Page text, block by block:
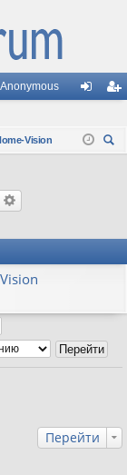
Anonymous
д ис
Vision
Перейти